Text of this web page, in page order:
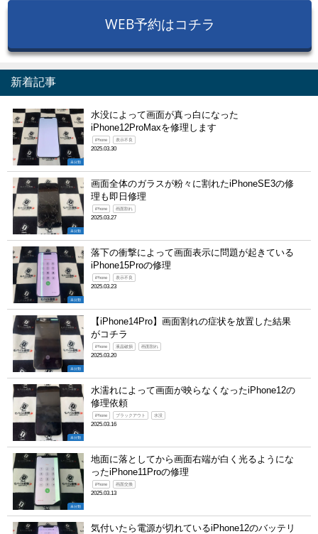
WEB予約はコチラ
新着記事
未分類
水没によって画面が真っ白になった
iPhone12ProMaxを修理します
iPhone 表示不良
2025.03.30
未分類
画面全体のガラスが粉々に割れたiPhoneSE3の修
理も即日修理
iPhone 画面割れ
2025.03.27
未分類
落下の衝撃によって画面表示に問題が起きている
iPhone15Proの修理
iPhone 表示不良
2025.03.23
未分類
【iPhone14Pro】画面割れの症状を放置した結果
がコチラ
iPhone 液晶破損 画面割れ
2025.03.20
未分類
水濡れによって画面が映らなくなったiPhone12の
修理依頼
iPhone ブラックアウト 水没
2025.03.16
未分類
地面に落としてから画面右端が白く光るようにな
ったiPhone11Proの修理
iPhone 画面交換
2025.03.13
気付いたら電源が切れているiPhone12のバッテリ